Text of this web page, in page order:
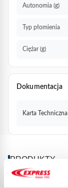
Autonomia (g)
Typ płomienia
Ciężar (g)
Dokumentacja
Karta
PRODUKTY